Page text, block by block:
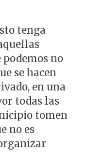
tenga
podemos no
se hacen
en una
todas las
tomen
no es